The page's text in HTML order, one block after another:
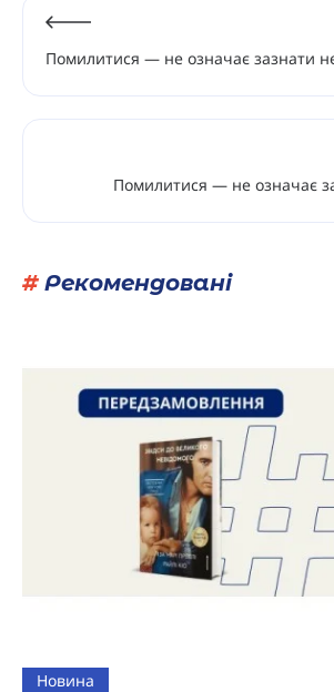
Помилитися — не означає зазнати
Помилитися — не означає
#Рекомендовані
Новина